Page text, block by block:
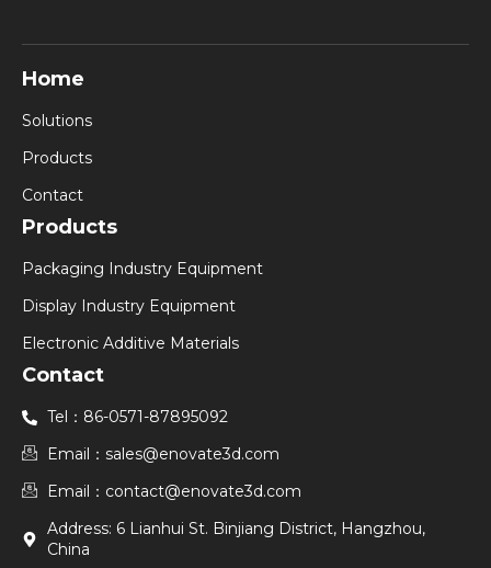
Home
Solutions
Products
Contact
Products
Packaging Industry Equipment
Display Industry Equipment
Electronic Additive Materials
Contact
Tel：86-0571-87895092
Email：sales@enovate3d.com
Email：contact@enovate3d.com
Address: 6 Lianhui St. Binjiang District, Hangzhou,
China